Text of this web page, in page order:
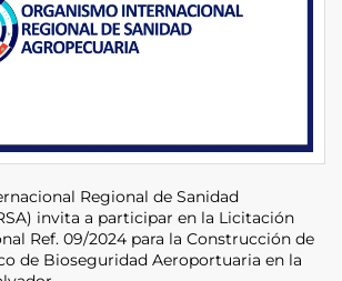
Regional de Sanidad
invita a participar en la Licitación
Ref. 09/2024 para la Construcción de
de Bioseguridad Aeroportuaria en la